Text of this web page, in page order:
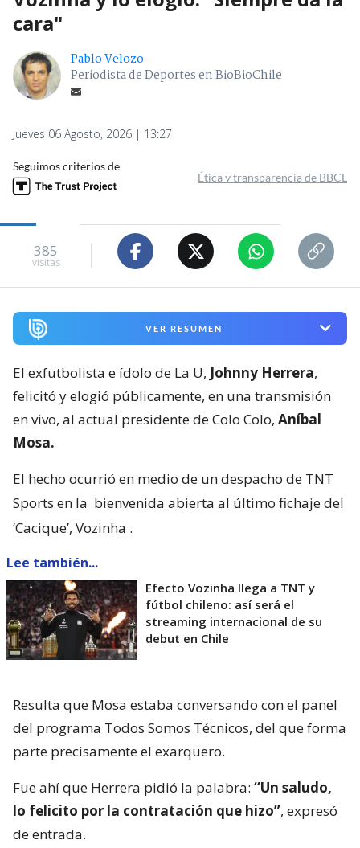
cara"
Pablo Velozo
Periodista de Deportes en BioBioChile
Jueves 06 Agosto, 2026 | 13:27
Seguimos criterios de
Ética y transparencia de BBCL
385
visitas
VER RESUMEN
El exfutbolista e ídolo de La U, Johnny Herrera,
felicitó y elogió públicamente, en una transmisión
en vivo, al actual presidente de Colo Colo, Aníbal
Mosa.
El hecho ocurrió en medio de un despacho de TNT
Sports en la bienvenida abierta al último fichaje del
‘Cacique’, Vozinha .
Lee también...
Efecto Vozinha llega a TNT y
fútbol chileno: así será el
streaming internacional de su
debut en Chile
Resulta que Mosa estaba conversando con el panel
del programa Todos Somos Técnicos, del que forma
parte precisamente el exarquero.
Fue ahí que Herrera pidió la palabra: “Un saludo,
lo felicito por la contratación que hizo”, expresó
de entrada.